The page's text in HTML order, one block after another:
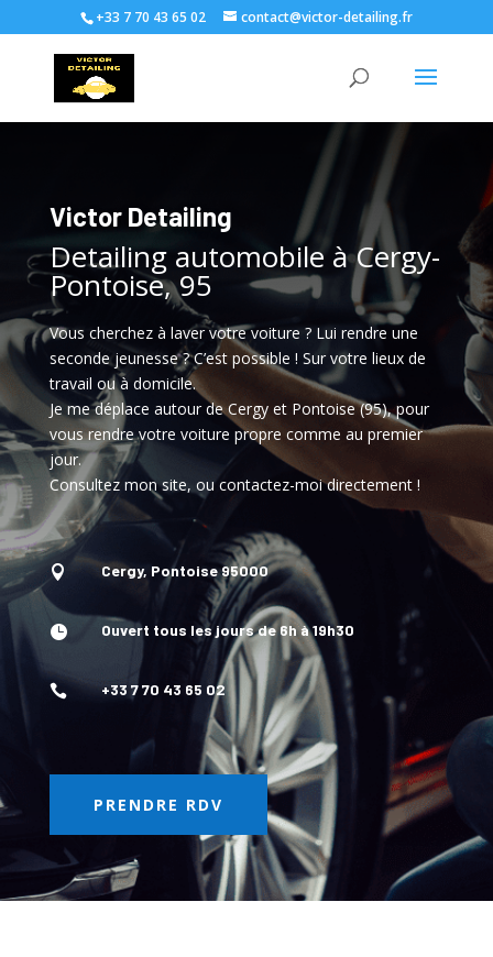
+33 7 70 43 65 02 contact@victor-detailing.fr
Victor Detailing
Detailing automobile à Cergy-
Pontoise, 95
Vous cherchez à laver votre voiture ? Lui rendre une
seconde jeunesse ? C’est possible ! Sur votre lieux de
travail ou à domicile.
Je me déplace autour de Cergy et Pontoise (95), pour
vous rendre votre voiture propre comme au premier
jour.
Consultez mon site, ou contactez-moi directement !
 Cergy, Pontoise 95000
 Ouvert tous les jours de 6h à 19h30
 +33 7 70 43 65 02
PRENDRE RDV